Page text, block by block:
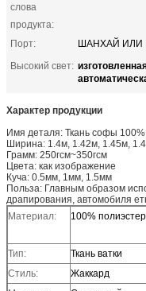
слова
продукта:
Порт:
ШАНХАЙ ИЛИ
Высокий свет:
Характер продукции
Имя деталя: Ткань софы
Ширина: 1.4м, 1.42м, 1.45м,
Грамм: 250гсм~350гсм
Цвета: как изображение
Куча: 0.5мм, 1мм, 1.5мм
Польза: Главным образом
драпирования, автомобиля
Материал:
100% полиэстер
Тип: Ткань ватки
Стиль:
Жаккард